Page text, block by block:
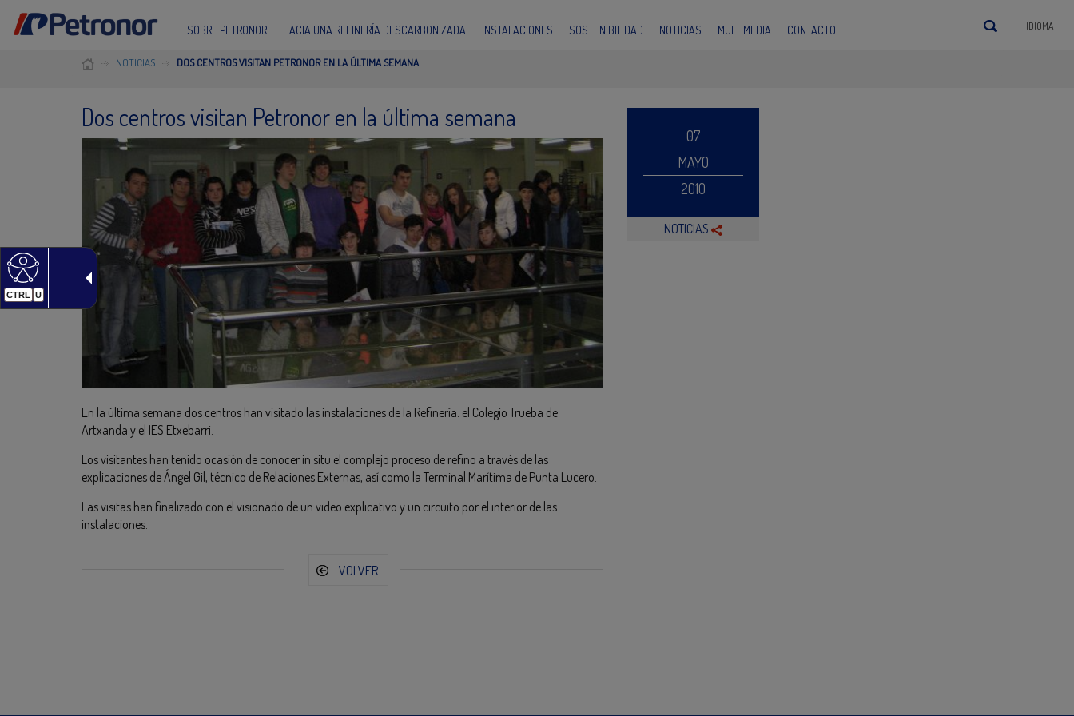
CTRL U
SOBRE PETRONOR HACIA UNA REFINERÍA DESCARBONIZADA INSTALACIONES SOSTENIBILIDAD NOTICIAS MULTIMEDIA CONTACTO IDIOMA
NOTICIAS DOS CENTROS VISITAN PETRONOR EN LA ÚLTIMA SEMANA
Dos centros visitan Petronor en la última semana
En la última semana dos centros han visitado las instalaciones de la Refinería: el Colegio Trueba de
Artxanda y el IES Etxebarri.
Los visitantes han tenido ocasión de conocer in situ el complejo proceso de refino a través de las
explicaciones de Ángel Gil, técnico de Relaciones Externas, así como la Terminal Marítima de Punta Lucero.
Las visitas han finalizado con el visionado de un video explicativo y un circuito por el interior de las
instalaciones.
VOLVER
07
MAYO
2010
NOTICIAS